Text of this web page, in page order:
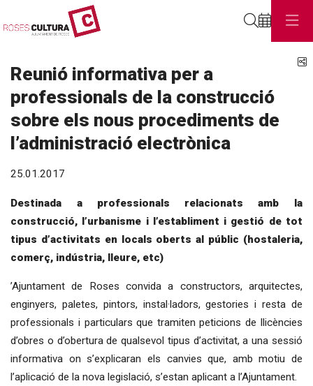
Reunió informativa per a
professionals de la construcció
sobre els nous procediments de
l’administració electrònica
25.01.2017
Destinada a professionals relacionats amb la
construcció, l’urbanisme i l’establiment i gestió de tot
tipus d’activitats en locals oberts al públic (hostaleria,
comerç, indústria, lleure, etc)
’Ajuntament de Roses convida a constructors, arquitectes,
enginyers, paletes, pintors, instal·ladors, gestories i resta de
professionals i particulars que tramiten peticions de llicències
d’obres o d’obertura de qualsevol tipus d’activitat, a una sessió
informativa on s’explicaran els canvies que, amb motiu de
l’aplicació de la nova legislació, s’estan aplicant a l’Ajuntament.